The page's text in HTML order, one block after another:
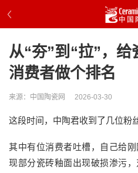
从“夯”到“拉”，
消费者做个排名
来源：中国陶瓷网 2026-03-30
这段时间，中陶君收到了几位粉
其中有位消费者吐槽，自己给
现部分瓷砖釉面出现破损渗污